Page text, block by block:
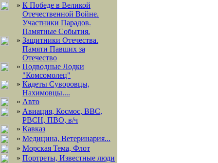
» К Победе в Великой
Отечественной Войне.
Участники Парадов.
Памятные События.
» Защитники Отечества.
Памяти Павших за
Отечество
» Подводные Лодки
"Комсомолец"
» Кадеты Суворовцы,
Нахимовцы....
» Авто
» Авиация, Космос, ВВС,
РВСН, ПВО, в/ч
» Кавказ
» Медицина, Ветеринария...
» Морская Тема, Флот
» Портреты, Известные люди